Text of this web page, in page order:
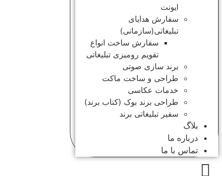
ایونت
سفارش هدایای
تبلیغاتی(سازمانی)
سفارش ساخت انواع
تقویم رومیزی تبلیغاتی
برند سازی صوتی
طراحی و ساخت ماکت
خدمات عکاسی
طراحی برند بوک (کتاب برند)
سفیر تبلیغاتی برند
بلاگ
درباره ما
تماس با ما